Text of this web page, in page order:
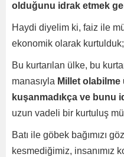
olduğunu idrak etmek
Haydi diyelim ki, faiz ile
ekonomik olarak kurtulduk;
Bu kurtarılan ülke, bu
manasıyla Millet olabilme
kuşanmadıkça ve bunu
uzun vadeli bir kurtuluş
Batı ile göbek bağımızı
kesmediğimiz, insanımız